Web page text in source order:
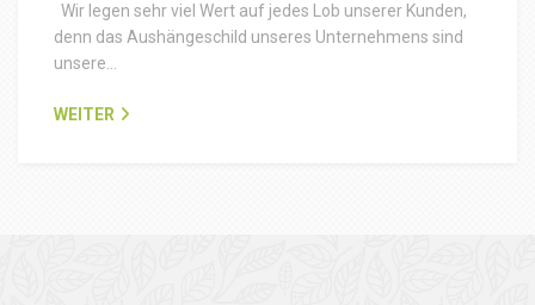
Wir legen sehr viel Wert auf jedes Lob unserer Kunden,
denn das Aushängeschild unseres Unternehmens sind
unsere…
WEITER